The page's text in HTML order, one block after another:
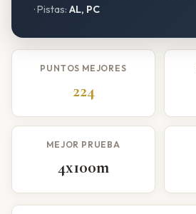
· Pistas: AL, PC
PUNTOS MEJORES
224
MEJOR PRUEBA
4x100m